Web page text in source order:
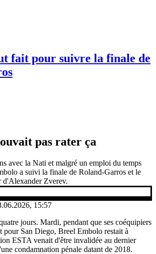
fait pour suivre la finale de
pas rater ça
avec la Nati et malgré un emploi du temps
a suivi la finale de Roland-Garros et le
d'Alexander Zverev.
15:57
jours. Mardi, pendant que ses coéquipiers
pour San Diego, Breel Embolo restait à
ESTA venait d'être invalidée au dernier
condamnation pénale datant de 2018.